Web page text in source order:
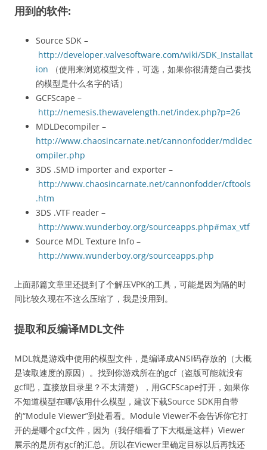
用到的软件:
Source SDK –
http://developer.valvesoftware.com/wiki/SDK_Installat
ion （使用来浏览模型文件，可选，如果你很清楚自己要找
的模型是什么名字的话）
GCFScape –
http://nemesis.thewavelength.net/index.php?p=26
MDLDecompiler –
http://www.chaosincarnate.net/cannonfodder/mdldec
ompiler.php
3DS .SMD importer and exporter –
http://www.chaosincarnate.net/cannonfodder/cftools
.htm
3DS .VTF reader –
http://www.wunderboy.org/sourceapps.php#max_vtf
Source MDL Texture Info –
http://www.wunderboy.org/sourceapps.php
上面那篇文章里还提到了个解压VPK的工具，可能是因为隔的时
间比较久现在不这么压缩了，我是没用到。
提取和反编译MDL文件
MDL就是游戏中使用的模型文件，是编译成ANSI码存放的（大概
是读取速度的原因）。找到你游戏所在的gcf（盗版可能就没有
gcf吧，直接放目录里？不太清楚），用GCFScape打开，如果你
不知道模型在哪/该用什么模型，建议下载Source SDK用自带
的“Module Viewer”到处看看。Module Viewer不会告诉你它打
开的是哪个gcf文件，因为（我仔细看了下大概是这样）Viewer
展示的是所有gcf的汇总。所以在Viewer里确定目标以后再找还